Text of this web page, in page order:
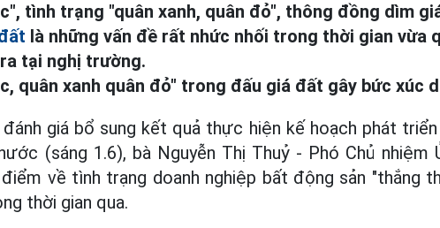
tình trạng "quân xanh, quân đỏ", thông đồng dìm
là những vấn đề rất nhức nhối trong thời gian vừa
tại nghị trường.
quân xanh quân đỏ" trong đấu giá đất gây bức xúc
đánh giá bổ sung kết quả thực hiện kế hoạch phát
(sáng 1.6), bà Nguyễn Thị Thuỷ - Phó Chủ nhiệm
về tình trạng doanh nghiệp bất động sản "thắng
thời gian qua.